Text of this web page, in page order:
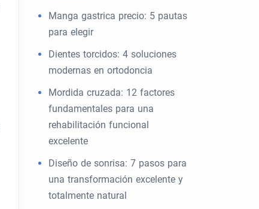
Manga gastrica precio: 5 pautas
para elegir
Dientes torcidos: 4 soluciones
modernas en ortodoncia
Mordida cruzada: 12 factores
fundamentales para una
rehabilitación funcional
excelente
Diseño de sonrisa: 7 pasos para
una transformación excelente y
totalmente natural